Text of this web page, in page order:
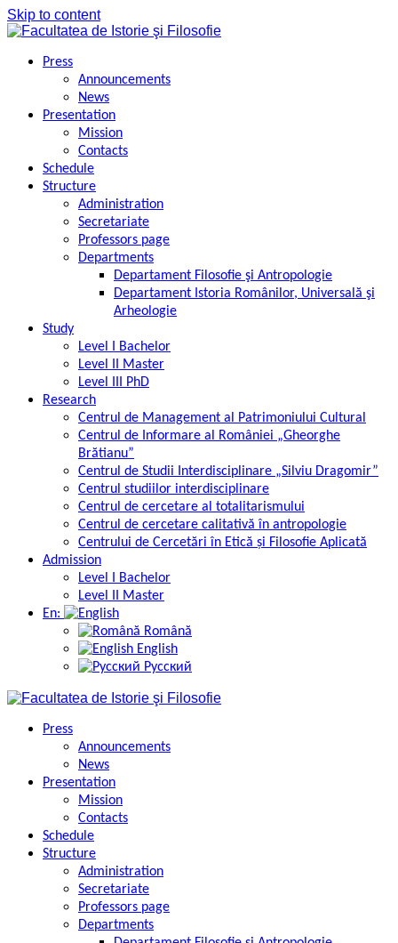
Skip to content
Press
Announcements
News
Presentation
Mission
Contacts
Schedule
Structure
Administration
Secretariate
Professors page
Departments
Departament Filosofie şi Antropologie
Departament Istoria Românilor, Universală şi
Arheologie
Study
Level I Bachelor
Level II Master
Level III PhD
Research
Centrul de Management al Patrimoniului Cultural
Centrul de Informare al României „Gheorghe
Brătianu”
Centrul de Studii Interdisciplinare „Silviu Dragomir”
Centrul studiilor interdisciplinare
Centrul de cercetare al totalitarismului
Centrul de cercetare calitativă în antropologie
Centrului de Cercetări în Etică și Filosofie Aplicată
Admission
Level I Bachelor
Level II Master
En:
Română
English
Русский
Press
Announcements
News
Presentation
Mission
Contacts
Schedule
Structure
Administration
Secretariate
Professors page
Departments